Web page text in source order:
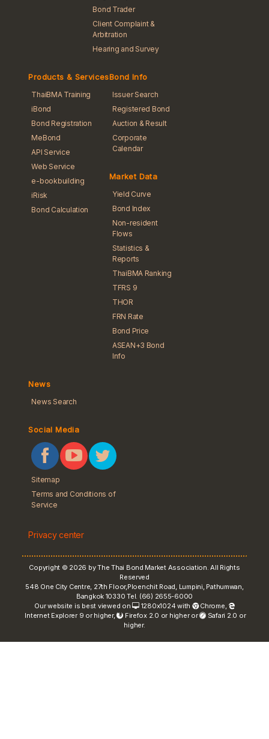
Bond Trader
Client Complaint &
Arbitration
Hearing and Survey
Products & Services
ThaiBMA Training
iBond
Bond Registration
MeBond
API Service
Web Service
e-bookbuilding
iRisk
Bond Calculation
Bond Info
Issuer Search
Registered Bond
Auction & Result
Corporate
Calendar
Market Data
Yield Curve
Bond Index
Non-resident
Flows
Statistics &
Reports
ThaiBMA Ranking
TFRS 9
THOR
FRN Rate
Bond Price
ASEAN+3 Bond
Info
News
News Search
Social Media
Sitemap
Terms and Conditions of
Service
Privacy center
Copyright © 2026 by The Thai Bond Market Association. All Rights
Reserved
548 One City Centre, 27th Floor,Ploenchit Road, Lumpini, Pathumwan,
Bangkok 10330 Tel. (66) 2655-6000
Our website is best viewed on
1280x1024 with Chrome,
Internet Explorer 9 or higher,
Firefox 2.0 or higher or
Safari 2.0 or
higher.